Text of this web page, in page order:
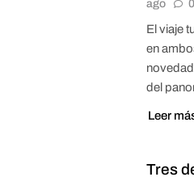
ago
0
El viaje
en
del
Leer
Tres